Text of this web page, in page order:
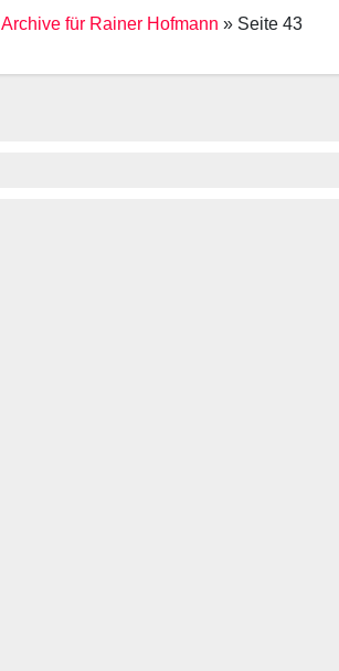
Archive für Rainer Hofmann » Seite 43